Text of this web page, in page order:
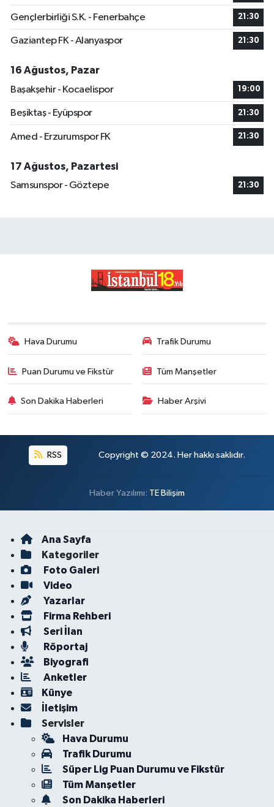
Gençlerbirliği S.K. - Fenerbahçe 21:30
Gaziantep FK - Alanyaspor 21:30
16 Ağustos, Pazar
Başakşehir - Kocaelispor
19:00
Beşiktaş - Eyüpspor 21:30
Amed - Erzurumspor FK 21:30
17 Ağustos, Pazartesi
Samsunspor - Göztepe
21:30
Hava Durumu Trafik Durumu
Puan Durumu ve Fikstür Tüm Manşetler
Son Dakika Haberleri Haber Arşivi
RSS Copyright © 2024. Her hakkı saklıdır.
Haber Yazılımı: TE Bilişim
Ana Sayfa
Kategoriler
Foto Galeri
Video
Yazarlar
Firma Rehberi
Seri İlan
Röportaj
Biyografi
Anketler
Künye
İletişim
Servisler
Hava Durumu
Trafik Durumu
Süper Lig Puan Durumu ve Fikstür
Tüm Manşetler
Son Dakika Haberleri